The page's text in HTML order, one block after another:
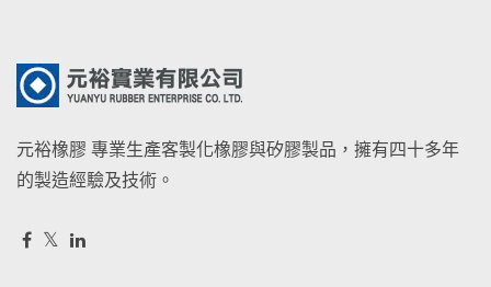
元裕橡膠 專業生產客製化橡膠與矽膠製品，擁有四十多年
的製造經驗及技術。